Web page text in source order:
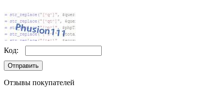
Код:
Отправить
Отзывы покупателей